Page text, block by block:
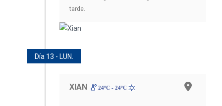
tarde.
Día 13 - LUN.
XIAN 24ºC - 24ºC